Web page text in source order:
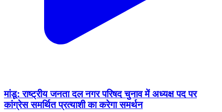
मांडू: राष्ट्रीय जनता दल नगर परिषद चुनाव में अध्यक्ष पद पर
कांग्रेस समर्थित प्रत्याशी का करेगा समर्थन